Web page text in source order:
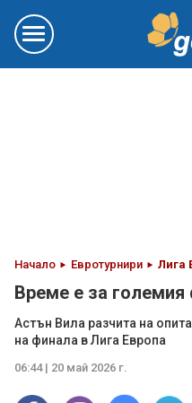
Начало Евротурнири Лига
Време е за големия
Астън Вила разчита на
на финала в Лига Европа
06:44 | 20 май 2026 г.